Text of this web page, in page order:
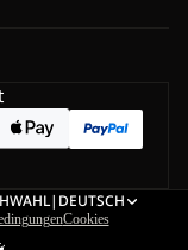
| DEUTSCH
Cookies